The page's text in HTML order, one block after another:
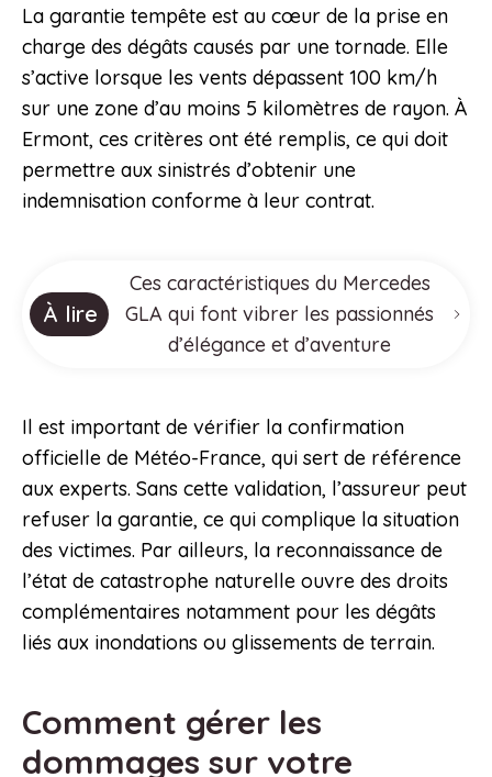
La garantie tempête est au cœur de la prise en
charge des dégâts causés par une tornade. Elle
s’active lorsque les vents dépassent 100 km/h
sur une zone d’au moins 5 kilomètres de rayon. À
Ermont, ces critères ont été remplis, ce qui doit
permettre aux sinistrés d’obtenir une
indemnisation conforme à leur contrat.
À lire
Ces caractéristiques du Mercedes
GLA qui font vibrer les passionnés
d’élégance et d’aventure
Il est important de vérifier la confirmation
officielle de Météo-France, qui sert de référence
aux experts. Sans cette validation, l’assureur peut
refuser la garantie, ce qui complique la situation
des victimes. Par ailleurs, la reconnaissance de
l’état de catastrophe naturelle ouvre des droits
complémentaires notamment pour les dégâts
liés aux inondations ou glissements de terrain.
Comment gérer les
dommages sur votre